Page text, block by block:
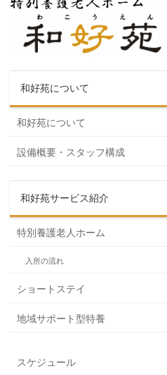
和好苑について
和好苑について
設備概要・スタッフ構成
和好苑サービス紹介
特別養護老人ホーム
入所の流れ
ショートステイ
地域サポート型特養
スケジュール